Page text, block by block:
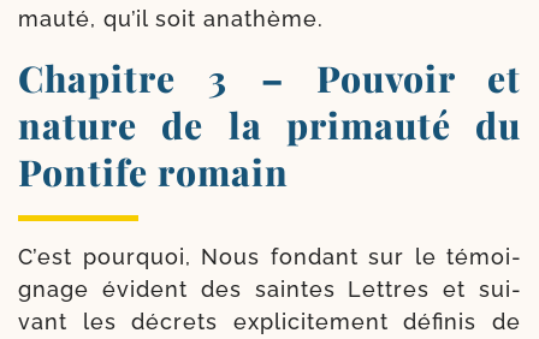
mau­té, qu’il soit anathème.
Chapitre 3 – Pouvoir et
nature de la primauté du
Pontife romain
C’est pour­quoi, Nous fon­dant sur le témoi­
gnage évident des saintes Lettres et sui­
vant les décrets expli­ci­te­ment défi­nis de